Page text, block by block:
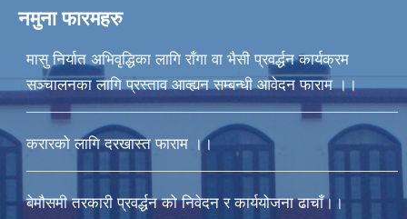
नमुना फारमहरु
मासु निर्यात अभिवृद्धिका लागि राँगा वा भैसी प्रवर्द्धन कार्यक्रम
सञ्चालनका लागि प्रस्ताव आव्ह्यन सम्बन्धी आवेदन फाराम ।।
करारको लागि दरखास्त फाराम ।।
बेमौसमी तरकारी प्रवर्द्धन को निवेदन र कार्ययोजना ढाचाँ।।